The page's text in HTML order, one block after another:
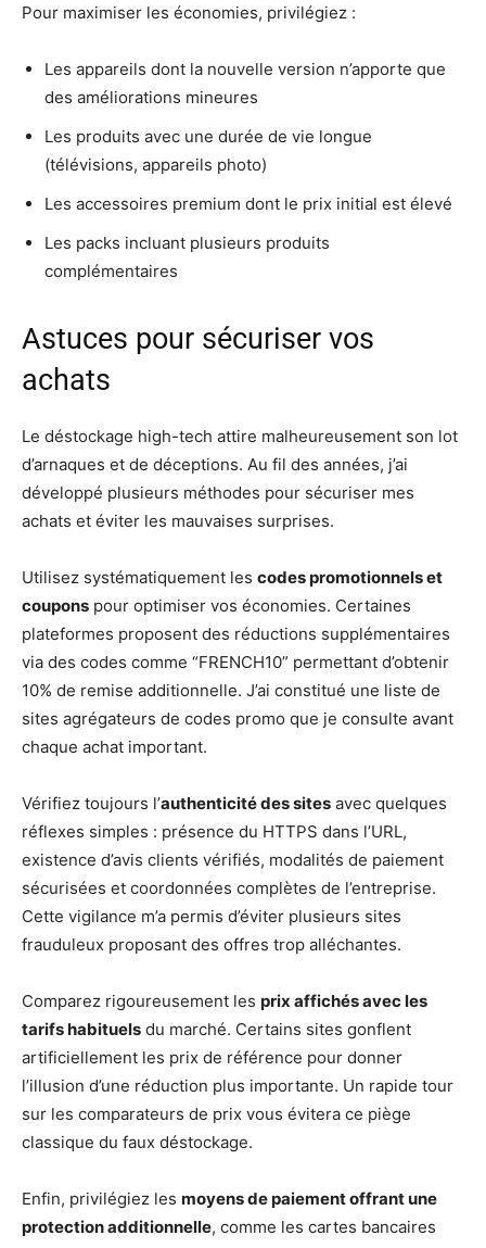
Pour maximiser les économies, privilégiez :
Les appareils dont la nouvelle version n’apporte que
des améliorations mineures
Les produits avec une durée de vie longue
(télévisions, appareils photo)
Les accessoires premium dont le prix initial est élevé
Les packs incluant plusieurs produits
complémentaires
Astuces pour sécuriser vos
achats
Le déstockage high-tech attire malheureusement son lot
d’arnaques et de déceptions. Au fil des années, j’ai
développé plusieurs méthodes pour sécuriser mes
achats et éviter les mauvaises surprises.
Utilisez systématiquement les codes promotionnels et
coupons pour optimiser vos économies. Certaines
plateformes proposent des réductions supplémentaires
via des codes comme “FRENCH10” permettant d’obtenir
10% de remise additionnelle. J’ai constitué une liste de
sites agrégateurs de codes promo que je consulte avant
chaque achat important.
Vérifiez toujours l’authenticité des sites avec quelques
réflexes simples : présence du HTTPS dans l’URL,
existence d’avis clients vérifiés, modalités de paiement
sécurisées et coordonnées complètes de l’entreprise.
Cette vigilance m’a permis d’éviter plusieurs sites
frauduleux proposant des offres trop alléchantes.
Comparez rigoureusement les prix affichés avec les
tarifs habituels du marché. Certains sites gonflent
artificiellement les prix de référence pour donner
l’illusion d’une réduction plus importante. Un rapide tour
sur les comparateurs de prix vous évitera ce piège
classique du faux déstockage.
Enfin, privilégiez les moyens de paiement offrant une
protection additionnelle, comme les cartes bancaires